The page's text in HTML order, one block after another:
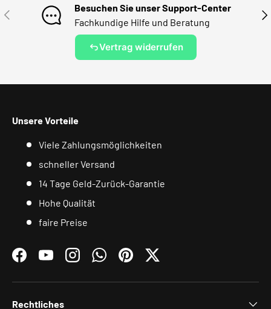
VORHERIGE
Besuchen Sie unser Support-Center
Fachkundige Hilfe und Beratung
Vertrag widerrufen
Unsere Vorteile
Viele Zahlungsmöglichkeiten
schneller Versand
14 Tage Geld-Zurück-Garantie
Hohe Qualität
faire Preise
FacebookYouTubeInstagramWhatsAppPinterestTwitter
Rechtliches